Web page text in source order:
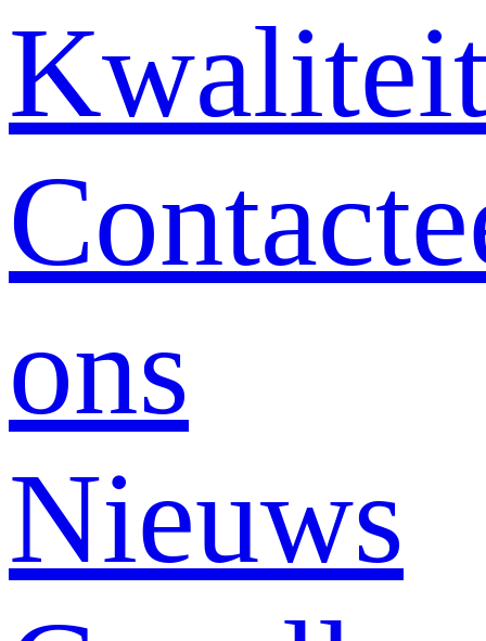
ons
Nieuws